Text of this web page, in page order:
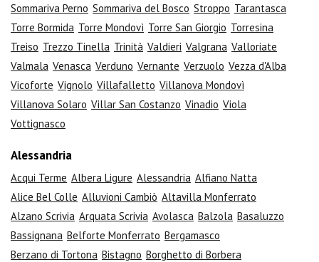
Sommariva Perno Sommariva del Bosco Stroppo Tarantasca
Torre Bormida Torre Mondovì Torre San Giorgio Torresina
Treiso Trezzo Tinella Trinità Valdieri Valgrana Valloriate
Valmala Venasca Verduno Vernante Verzuolo Vezza d'Alba
Vicoforte Vignolo Villafalletto Villanova Mondovì
Villanova Solaro Villar San Costanzo Vinadio Viola
Vottignasco
Alessandria
Acqui Terme Albera Ligure Alessandria Alfiano Natta
Alice Bel Colle Alluvioni Cambiò Altavilla Monferrato
Alzano Scrivia Arquata Scrivia Avolasca Balzola Basaluzzo
Bassignana Belforte Monferrato Bergamasco
Berzano di Tortona Bistagno Borghetto di Borbera